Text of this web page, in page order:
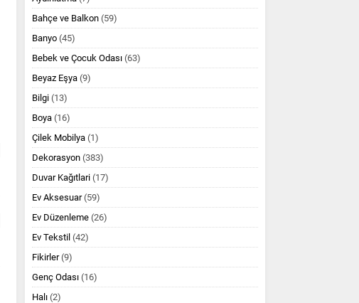
Bahçe ve Balkon (59)
Banyo (45)
Bebek ve Çocuk Odası (63)
Beyaz Eşya (9)
Bilgi (13)
Boya (16)
Çilek Mobilya (1)
Dekorasyon (383)
Duvar Kağıtlari (17)
Ev Aksesuar(59)
Ev Düzenleme (26)
Ev Tekstil (42)
Fikirler(9)
Genç Odası (16)
Halı (2)